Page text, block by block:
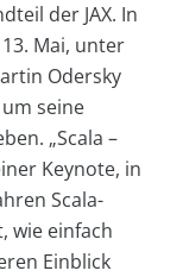
der JAX. In
Mai, unter
Odersky
seine
„Scala –
Keynote, in
Scala-
wie einfach
Einblick